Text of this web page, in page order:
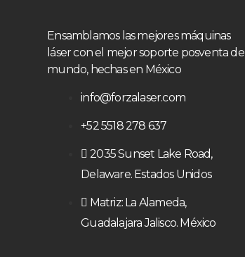
Ensamblamos las mejores máquinas
láser con el mejor soporte posventa del
mundo, hechas en México
info@forzalaser.com
+52 5518 278 637
2035 Sunset Lake Road,
Delaware. Estados Unidos
Matriz: La Alameda,
Guadalajara Jalisco. México